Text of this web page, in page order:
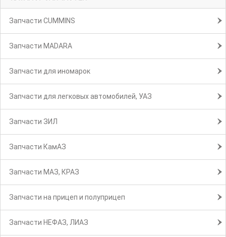
Запчасти CUMMINS
Запчасти MADARA
Запчасти для иномарок
Запчасти для легковых автомобилей, УАЗ
Запчасти ЗИЛ
Запчасти КамАЗ
Запчасти МАЗ, КРАЗ
Запчасти на прицеп и полуприцеп
Запчасти НЕФАЗ, ЛИАЗ